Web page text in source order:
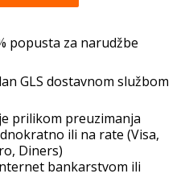
popusta za narudžbe
GLS dostavnom službom
prilikom preuzimanja
ili na rate (Visa,
Diners)
bankarstvom ili